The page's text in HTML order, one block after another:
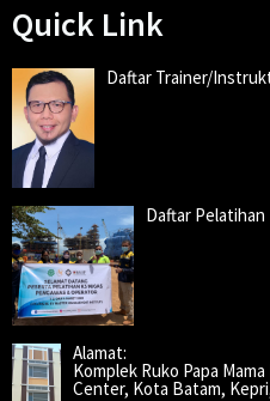
Quick Link
Daftar Trainer/
Daftar Pelatihan
Alamat:
Komplek Ruko Papa
Center, Kota Batam,